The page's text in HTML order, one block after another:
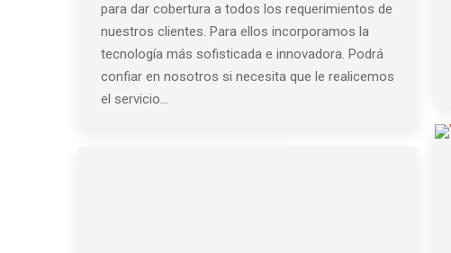
para dar cobertura a todos los requerimientos de
nuestros clientes. Para ellos incorporamos la
tecnología más sofisticada e innovadora. Podrá
confiar en nosotros si necesita que le realicemos
el servicio…